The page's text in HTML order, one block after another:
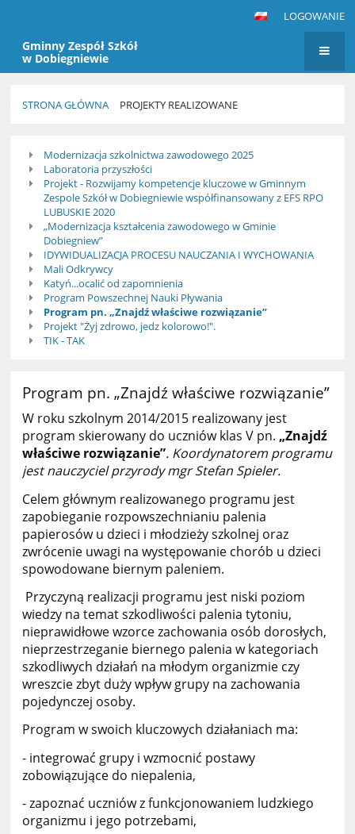
LOGOWANIE
Gminny Zespół Szkół
w Dobiegniewie
STRONA GŁÓWNA PROJEKTY REALIZOWANE
Projekty
realizowane
Modernizacja szkolnictwa zawodowego 2025
Laboratoria przyszłości
Projekt - Rozwijamy kompetencje kluczowe w Gminnym
Zespole Szkół w Dobiegniewie współfinansowany z EFS RPO
LUBUSKIE 2020
„Modernizacja kształcenia zawodowego w Gminie
Dobiegniew”
IDYWIDUALIZACJA PROCESU NAUCZANIA I WYCHOWANIA
Mali Odkrywcy
Katyń...ocalić od zapomnienia
Program Powszechnej Nauki Pływania
Program pn. „Znajdź właściwe rozwiązanie”
Projekt "Żyj zdrowo, jedz kolorowo!".
TIK - TAK
Program pn. „Znajdź właściwe rozwiązanie”
W roku szkolnym 2014/2015 realizowany jest
program skierowany do uczniów klas V pn.„Znajdź
właściwe rozwiązanie”. Koordynatorem programu
jest nauczyciel przyrody mgr Stefan Spieler.
Celem głównym realizowanego programu jest
zapobieganie rozpowszechnianiu palenia
papierosów u dzieci i młodzieży szkolnej oraz
zwrócenie uwagi na występowanie chorób u dzieci
spowodowane biernym paleniem.
Przyczyną realizacji programu jest niski poziom
wiedzy na temat szkodliwości palenia tytoniu,
nieprawidłowe wzorce zachowania osób dorosłych,
nieprzestrzeganie biernego palenia w kategoriach
szkodliwych działań na młodym organizmie czy
wreszcie zbyt duży wpływ grupy na zachowania
pojedynczej osoby.
Program w swoich kluczowych działaniach ma:
- integrować grupy i wzmocnić postawy
zobowiązujące do niepalenia,
- zapoznać uczniów z funkcjonowaniem ludzkiego
organizmu i jego potrzebami,